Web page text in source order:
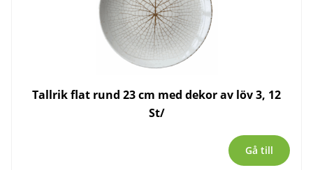
Tallrik flat rund 23 cm med dekor av löv 3, 12
St/
Gå till